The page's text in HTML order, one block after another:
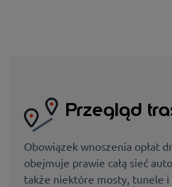
Przegląd
Obowiązek wnoszenia opłat
obejmuje prawie całą sieć
także niektóre mosty, tunele i